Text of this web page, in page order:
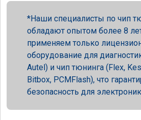
Наши специалисты по чип
обладают опытом более 8
применяем только
оборудование для
Autel) и чип тюнинга (Flex,
Bitbox, PCMFlash), что
безопасность для